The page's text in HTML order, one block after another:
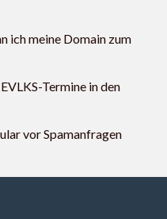
ich meine Domain zum
Termine in den
vor Spamanfragen